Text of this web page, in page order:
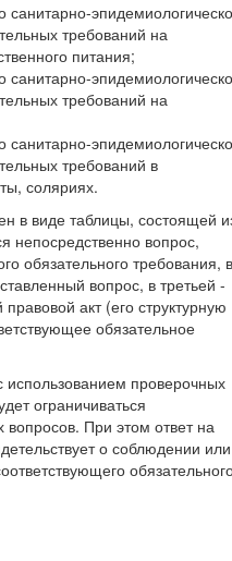
санитарно-
требований на
питания;
санитарно-
требований на
санитарно-
требований в
соляриях.
в виде таблицы, состоящей
непосредственно вопрос,
обязательного требования,
вопрос, в третьей -
акт (его структурную
обязательное
проверочных
ограничиваться
При этом ответ на
о соблюдении или